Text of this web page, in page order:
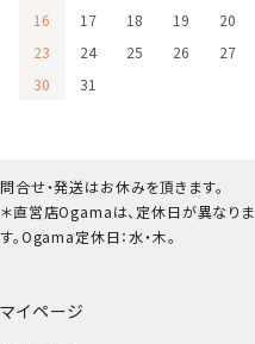
マイページ
16
17 18 19 20
23
24 25 26 27
30
31
問合せ・発送はお休みを頂きます。
＊直営店Ogamaは、定休日が異なりま
す。Ogama定休日：水・木。